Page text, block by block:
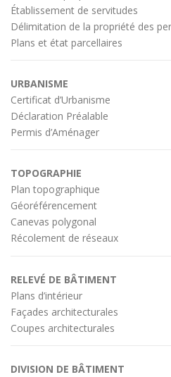
Établissement de servitudes
Délimitation de la propriété des
Plans et état parcellaires
URBANISME
Certificat d’Urbanisme
Déclaration Préalable
Permis d’Aménager
TOPOGRAPHIE
Plan topographique
Géoréférencement
Canevas polygonal
Récolement de réseaux
RELEVÉ DE BÂTIMENT
Plans d’intérieur
Façades architecturales
Coupes architecturales
DIVISION DE BÂTIMENT